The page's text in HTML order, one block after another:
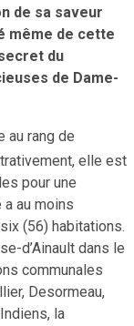
de sa saveur
même de cette
du
de Dame-
au rang de
elle est
pour une
au moins
(56) habitations.
d’Ainault dans le
communales
Desormeau,
la